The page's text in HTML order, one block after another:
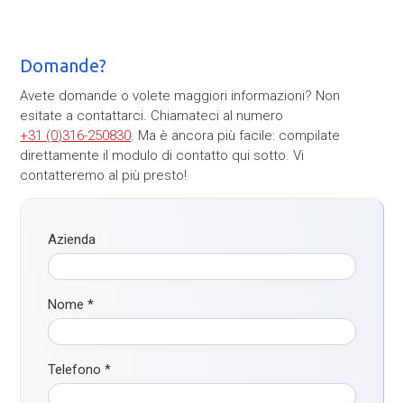
Domande?
Avete domande o volete maggiori informazioni? Non
esitate a contattarci. Chiamateci al numero
+31 (0)316-250830. Ma è ancora più facile: compilate
direttamente il modulo di contatto qui sotto. Vi
contatteremo al più presto!
Azienda
Nome*
Telefono*